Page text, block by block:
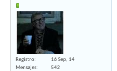
Registro
16 Sep, 14
Mensajes
542